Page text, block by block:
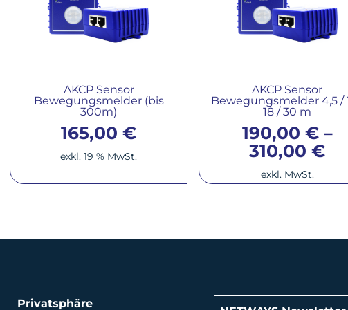
AKCP Sensor
Bewegungsmelder (bis
300m)
165,00€
exkl. 19 % MwSt.
AKCP Sensor
Bewegungsmelder 4,5 /
18 / 30 m
190,00 €–
310,00€
exkl. MwSt.
Privatsphäre